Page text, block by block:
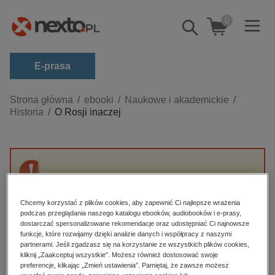
Pokaż/schowaj
wyszukiwarkę
0
E-prasa
Kategorie
Zobacz wszystkie E-prasa
budownictwo, aranżacja wnętrz
dzienniki
edukacja
hobby, sport, rozrywka
komputery, internet, technologie, informatyka
Strona główna ebooki
Naukowe i akademickie
Historia
O Rosji inaczej
Przepraszamy, ale produkt „O Rosji inaczej”
High-contrast mode
Polecane
Chcemy korzystać z plików cookies, aby zapewnić Ci najlepsze wrażenia
podczas przeglądania naszego katalogu ebooków, audiobooków i e-prasy,
dostarczać spersonalizowane rekomendacje oraz udostępniać Ci najnowsze
funkcje, które rozwijamy dzięki analizie danych i współpracy z naszymi
partnerami. Jeśli zgadzasz się na korzystanie ze wszystkich plików cookies,
kliknij „Zaakceptuj wszystkie”. Możesz również dostosować swoje
preferencje, klikając „Zmień ustawienia”. Pamiętaj, że zawsze możesz